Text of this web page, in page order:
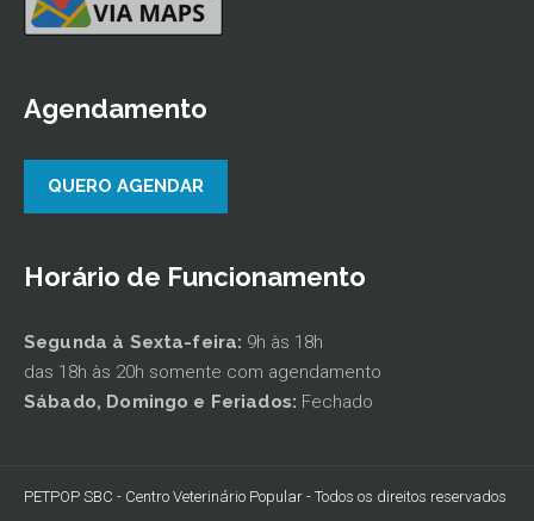
Agendamento
QUERO AGENDAR
Horário de Funcionamento
Segunda à Sexta-feira: 9h às 18h
das 18h às 20h somente com agendamento
Sábado, Domingo e Feriados: Fechado
PETPOP SBC - Centro Veterinário Popular - Todos os direitos reservados